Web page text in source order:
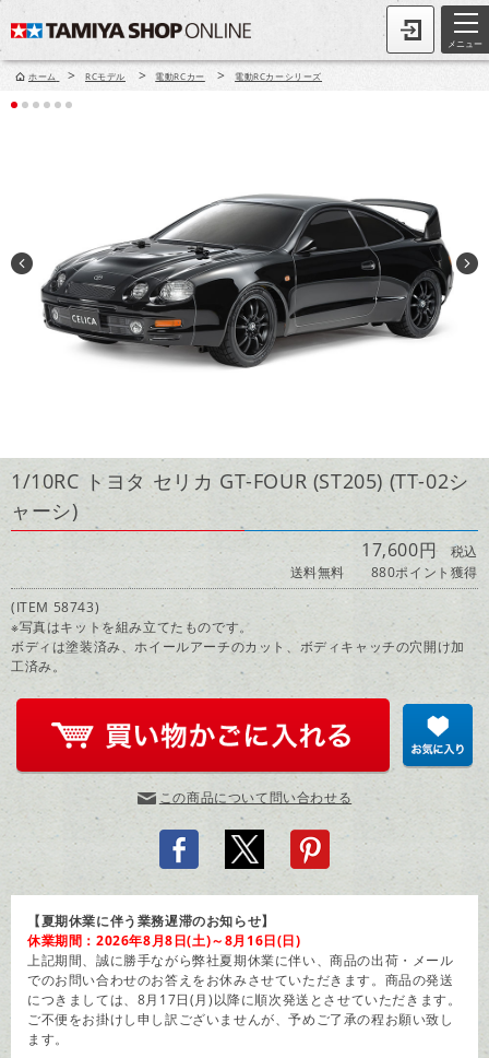
メニュー
ホーム > RCモデル > 電動RCカー > 電動RCカーシリーズ
1/10RC トヨタ セリカ GT-FOUR (ST205) (TT-02シ
ャーシ)
17,600円税込
送料無料
880ポイント獲得
(ITEM 58743)
※写真はキットを組み立てたものです。
ボディは塗装済み、ホイールアーチのカット、ボディキャッチの穴開け加
工済み。
この商品について問い合わせる
【夏期休業に伴う業務遅滞のお知らせ】
休業期間：2026年8月8日(土)～8月16日(日)
上記期間、誠に勝手ながら弊社夏期休業に伴い、商品の出荷・メール
でのお問い合わせのお答えをお休みさせていただきます。商品の発送
につきましては、8月17日(月)以降に順次発送とさせていただきます。
ご不便をお掛けし申し訳ございませんが、予めご了承の程お願い致し
ます。